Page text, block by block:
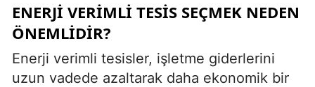
ENERJI VERIMLI TESIS SEÇMEK NEDEN
ÖNEMLIDIR?
Enerji verimli tesisler, işletme giderlerini
uzun vadede azaltarak daha ekonomik bir